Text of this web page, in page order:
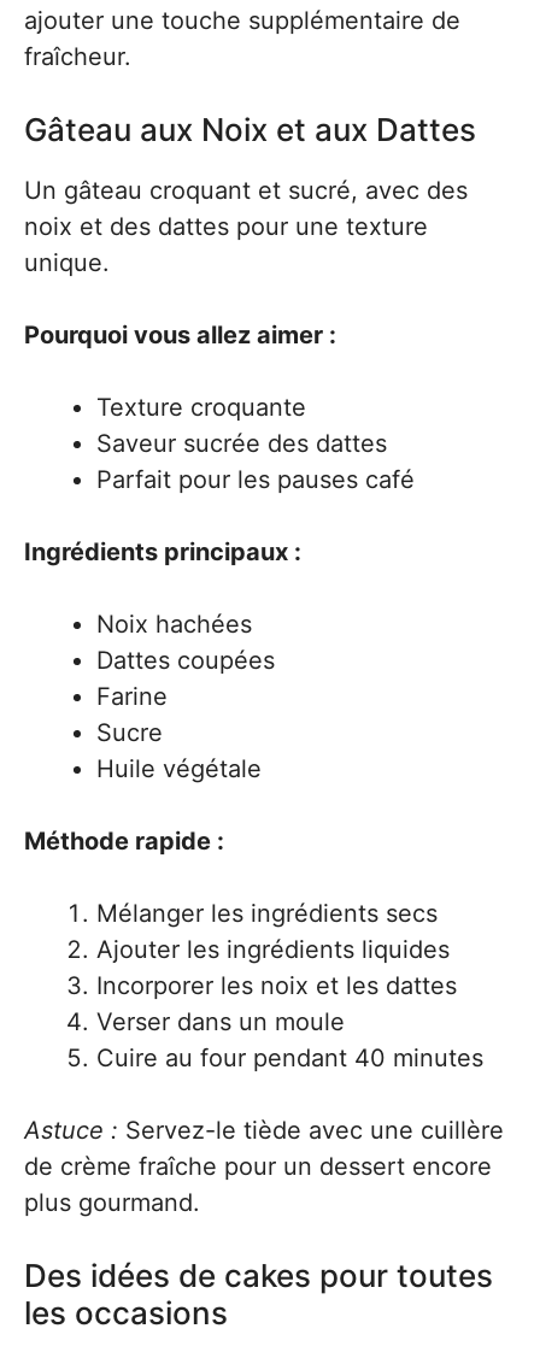
ajouter une touche supplémentaire de
fraîcheur.
Gâteau aux Noix et aux Dattes
Un gâteau croquant et sucré, avec des
noix et des dattes pour une texture
unique.
Pourquoi vous allez aimer :
Texture croquante
Saveur sucrée des dattes
Parfait pour les pauses café
Ingrédients principaux :
Noix hachées
Dattes coupées
Farine
Sucre
Huile végétale
Méthode rapide :
Mélanger les ingrédients secs
Ajouter les ingrédients liquides
Incorporer les noix et les dattes
Verser dans un moule
Cuire au four pendant 40 minutes
Astuce : Servez-le tiède avec une cuillère
de crème fraîche pour un dessert encore
plus gourmand.
Des idées de cakes pour toutes
les occasions